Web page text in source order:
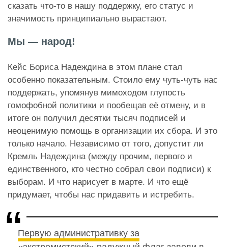
сказать что-то в нашу поддержку, его статус и
значимость принципиально вырастают.
Мы — народ!
Кейс Бориса Надеждина в этом плане стал
особенно показательным. Стоило ему чуть-чуть нас
поддержать, упомянув мимоходом глупость
гомофобной политики и пообещав её отмену, и в
итоге он получил десятки тысяч подписей и
неоценимую помощь в организации их сбора. И это
только начало. Независимо от того, допустит ли
Кремль Надеждина (между прочим, первого и
единственного, кто честно собрал свои подписи) к
выборам. И что нарисует в марте. И что ещё
придумает, чтобы нас придавить и истребить.
Первую административку за